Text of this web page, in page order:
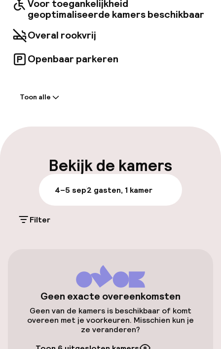
Voor toegankelijkheid
geoptimaliseerde kamers beschikbaar
Overal rookvrij
Openbaar parkeren
Express check-in mogelijk
Meertalige medewerkers
Bagageruimte
Toegankelijkheid
Overal rolstoeltoegankelijk
Toon alle
Bekijk de kamers
4–5 sep2 gasten, 1 kamer
Filter
Geen exacte overeenkomsten
Geen van de kamers is beschikbaar of komt
overeen met je voorkeuren. Misschien kun je
ze veranderen?